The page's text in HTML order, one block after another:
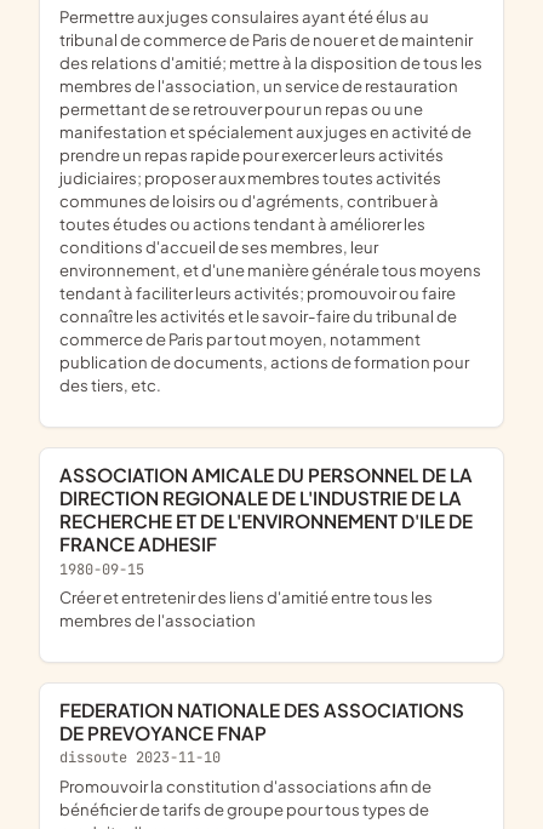
permettre aux juges consulaires ayant été élus au
tribunal de commerce de Paris de nouer et de maintenir
des relations d'amitié; mettre à la disposition de tous les
membres de l'association, un service de restauration
permettant de se retrouver pour un repas ou une
manifestation et spécialement aux juges en activité de
prendre un repas rapide pour exercer leurs activités
judiciaires; proposer aux membres toutes activités
communes de loisirs ou d'agréments, contribuer à
toutes études ou actions tendant à améliorer les
conditions d'accueil de ses membres, leur
environnement, et d'une manière générale tous moyens
tendant à faciliter leurs activités; promouvoir ou faire
connaître les activités et le savoir-faire du tribunal de
commerce de Paris par tout moyen, notamment
publication de documents, actions de formation pour
des tiers, etc.
ASSOCIATION AMICALE DU PERSONNEL DE LA
DIRECTION REGIONALE DE L'INDUSTRIE DE LA
RECHERCHE ET DE L'ENVIRONNEMENT D'ILE DE
FRANCE ADHESIF
1980-09-15
créer et entretenir des liens d'amitié entre tous les
membres de l'association
FEDERATION NATIONALE DES ASSOCIATIONS
DE PREVOYANCE FNAP
dissoute 2023-11-10
promouvoir la constitution d'associations afin de
bénéficier de tarifs de groupe pour tous types de